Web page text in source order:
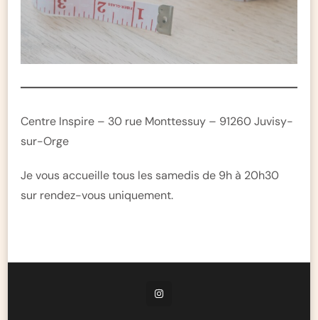
Centre Inspire – 30 rue Monttessuy – 91260 Juvisy-
sur-Orge
Je vous accueille tous les samedis de 9h à 20h30
sur rendez-vous uniquement.